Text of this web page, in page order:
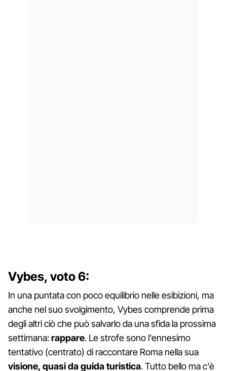
Vybes, voto 6:
In una puntata con poco equilibrio nelle esibizioni, ma
anche nel suo svolgimento, Vybes comprende prima
degli altri ciò che può salvarlo da una sfida la prossima
settimana:rappare. Le strofe sono l'ennesimo
tentativo (centrato) di raccontare Roma nella sua
visione, quasi da guida turistica. Tutto bello ma c'è